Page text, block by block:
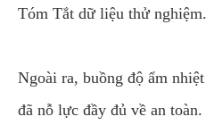
Tóm Tắt dữ liệu thử nghiệm.
Ngoài ra, buồng độ ẩm
đã nỗ lực đầy đủ về an